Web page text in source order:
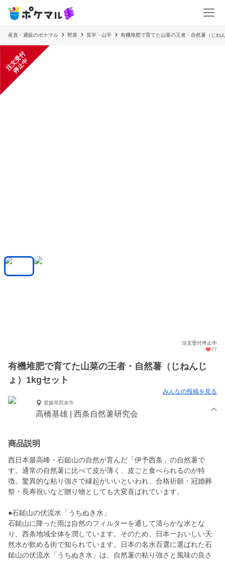
産直・通販のポケマル 野菜 長芋・山芋 有機堆肥で育てた山菜の王者・自然薯（じね
注
文
受
付
停
止
中
注文受付停止中
77
有機堆肥で育てた山菜の王者・自然薯（じねんじ
ょ）1kgセット
みんなの投稿を見る
愛媛県西条市
高橋基雄 | 西条自然薯研究会
商品説明
西日本最高峰・石鎚山の自然が育んだ「伊予西条」の自然薯で
す。通常の自然薯に比べて皮が薄く、皮ごと食べられるのが特
徴。驚異的な粘り強さで縁起がいいといわれ、合格祈願・冠婚葬
祭・長寿祝いなど贈り物としても大変喜ばれています。
●石鎚山の伏流水「うちぬき水」
石鎚山に降った雨は自然のフィルターを通して清らかな水とな
り、西条地域全体を潤しています。そのため、日本一おいしい天
然水が飲める街で知られています。日本の名水百選に選ばれた石
鎚山の伏流水「うちぬき水」は、自然薯の粘り強さと風味の良さ